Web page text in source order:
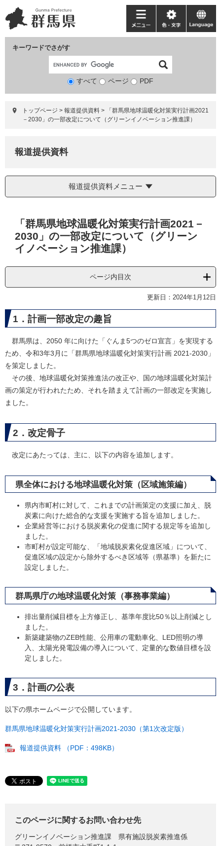
ー
ジ
ニ
ュ
て
キーワードでさがす
検
象
すべて ページ PDF
メ
ニ
ー
色・
文
language
トップページ > 報道提供資料 >
「群馬県地球温暖化対策実行計画2021
－2030」の一部改定について（グリーンイノベーション推進課）
報道提供資料
報道提供資料メニュー
「群馬県地球温暖化対策実行計画2021－
2030」の一部改定について（グリーン
イノベーション推進課）
ページ内目次
更新日：2024年1月12日
1．計画一部改定の趣旨
群馬県は、2050 年に向けた「ぐんま5つのゼロ宣言」を実現する
ため、令和3年3月に「群馬県地球温暖化対策実行計画 2021-2030」
を策定しました。
その後、地球温暖化対策推進法の改正や、国の地球温暖化対策計
画の策定が行われたため、それを踏まえて計画の一部改定を実施し
ました。
​​2．改定骨子
改定にあたっては、主に、以下の内容を追加します。
県全体における地球温暖化対策（区域施策編）
県内市町村に対して、これまでの計画策定の支援に加え、脱
炭素に向けた総合的な支援を実施する旨を追加しました。
企業経営等における脱炭素化の促進に関する規定等を追加し
ました。
市町村が設定可能な、「地域脱炭素化促進区域」について、
促進区域の設定から除外するべき区域等（県基準）を新たに
設定しました。
群馬県庁の地球温暖化対策（事務事業編）
排出量削減目標を上方修正し、基準年度比50％以上削減とし
ました。
新築建築物のZEB性能、公用車の電動車化、LED照明の導
入、太陽光発電設備の導入について、定量的な数値目標を設
定しました。
3．計画の公表
以下の県ホームページで公開しています。
群馬県地球温暖化対策実行計画2021-2030（第1次改定版）
報道提供資料 （PDF：498KB）
このページに関するお問い合わせ先
グリーンイノベーション推進課
県有施設脱炭素推進係